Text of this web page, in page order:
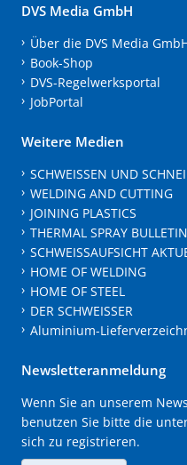
DVS Media GmbH
Über die DVS Media
Book-Shop
DVS-Regelwerksportal
JobPortal
Weitere Medien
SCHWEISSEN UND
WELDING AND CUTTING
JOINING PLASTICS
THERMAL SPRAY BULLETIN
SCHWEISSAUFSICHT
HOME OF WELDING
HOME OF STEEL
DER SCHWEISSER
Aluminium-
Newsletteranmeldung
Wenn Sie an unserem
benutzen Sie bitte die
sich zu registrieren.